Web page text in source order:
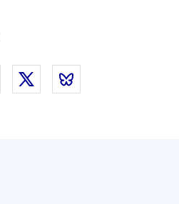
FacebookTwitter